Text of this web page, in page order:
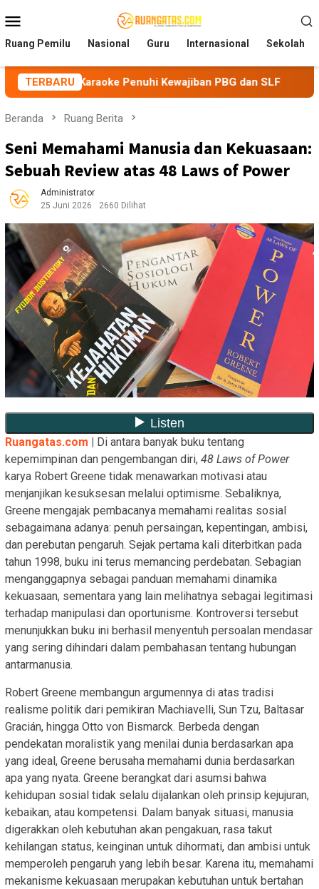
ke
kontenMobile
Ruang Pemilu Nasional Guru Internasional Sekolah
TERBARU
Penuhi Kewajiban PBG dan SLF BEM Nusantara
Beranda Ruang Berita
Seni Memahami Manusia dan Kekuasaan:
Sebuah Review atas 48 Laws of Power
Administrator
25 Juni 2026
2660 Dilihat
Ruangatas.com | Di antara banyak buku tentang
kepemimpinan dan pengembangan diri, 48 Laws of Power
karya Robert Greene tidak menawarkan motivasi atau
menjanjikan kesuksesan melalui optimisme. Sebaliknya,
Greene mengajak pembacanya memahami realitas sosial
sebagaimana adanya: penuh persaingan, kepentingan, ambisi,
dan perebutan pengaruh. Sejak pertama kali diterbitkan pada
tahun 1998, buku ini terus memancing perdebatan. Sebagian
menganggapnya sebagai panduan memahami dinamika
kekuasaan, sementara yang lain melihatnya sebagai legitimasi
terhadap manipulasi dan oportunisme. Kontroversi tersebut
menunjukkan buku ini berhasil menyentuh persoalan mendasar
yang sering dihindari dalam pembahasan tentang hubungan
antarmanusia.
Robert Greene membangun argumennya di atas tradisi
realisme politik dari pemikiran Machiavelli, Sun Tzu, Baltasar
Gracián, hingga Otto von Bismarck. Berbeda dengan
pendekatan moralistik yang menilai dunia berdasarkan apa
yang ideal, Greene berusaha memahami dunia berdasarkan
apa yang nyata. Greene berangkat dari asumsi bahwa
kehidupan sosial tidak selalu dijalankan oleh prinsip kejujuran,
kebaikan, atau kompetensi. Dalam banyak situasi, manusia
digerakkan oleh kebutuhan akan pengakuan, rasa takut
kehilangan status, keinginan untuk dihormati, dan ambisi untuk
memperoleh pengaruh yang lebih besar. Karena itu, memahami
mekanisme kekuasaan merupakan kebutuhan untuk bertahan